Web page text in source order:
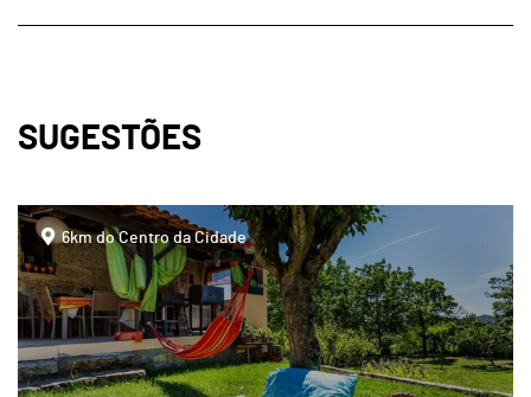
SUGESTÕES
page
6km do Centro da Cidade